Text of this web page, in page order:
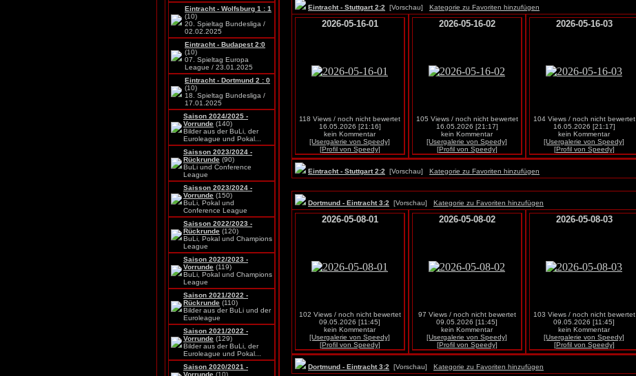
Eintracht - Wolfsburg 1 : 1
(10)
20. Spieltag Bundesliga /
02.02.2025
Eintracht - Budapest 2:0
(10)
07. Spieltag Europa
League / 23.01.2025
Eintracht - Dortmund 2 : 0
(10)
18. Spieltag Bundesliga /
17.01.2025
Saison 2024/2025 -
Vorrunde (140)
Bilder aus der BuLi, der
Euroleague und Pokal...
Saisson 2023/2024 -
Rückrunde (90)
BuLi und Conference
League
Saisson 2023/2024 -
Vorrunde (150)
BuLi, Pokal und
Conference League
Saisson 2022/2023 -
Rückrunde (120)
BuLi, Pokal und Champions
League
Saison 2022/2023 -
Vorrunde (119)
BuLi, Pokal und Champions
League
Saison 2021/2022 -
Rückrunde (110)
Bilder aus der BuLi und der
Euroleague
Saison 2021/2022 -
Vorrunde (129)
Bilder aus der BuLi, der
Euroleague und Pokal...
Saison 2020/2021 -
Vorrunde (10)
Eintracht - Stuttgart 2:2 [Vorschau] Kategorie zu Favoriten hinzufügen
2026-05-16-01
118 Views / noch nicht bewertet
16.05.2026 [21:16]
kein Kommentar
[Usergalerie von Speedy]
[Profil von Speedy]
2026-05-16-02
105 Views / noch nicht bewertet
16.05.2026 [21:17]
kein Kommentar
[Usergalerie von Speedy]
[Profil von Speedy]
2026-05-16-03
104 Views / noch nicht bewertet
16.05.2026 [21:17]
kein Kommentar
[Usergalerie von Speedy]
[Profil von Speedy]
Eintracht - Stuttgart 2:2 [Vorschau] Kategorie zu Favoriten hinzufügen
Dortmund - Eintracht 3:2 [Vorschau] Kategorie zu Favoriten hinzufügen
2026-05-08-01
102 Views / noch nicht bewertet
09.05.2026 [11:45]
kein Kommentar
[Usergalerie von Speedy]
[Profil von Speedy]
2026-05-08-02
97 Views / noch nicht bewertet
09.05.2026 [11:45]
kein Kommentar
[Usergalerie von Speedy]
[Profil von Speedy]
2026-05-08-03
103 Views / noch nicht bewertet
09.05.2026 [11:45]
kein Kommentar
[Usergalerie von Speedy]
[Profil von Speedy]
Dortmund - Eintracht 3:2 [Vorschau] Kategorie zu Favoriten hinzufügen